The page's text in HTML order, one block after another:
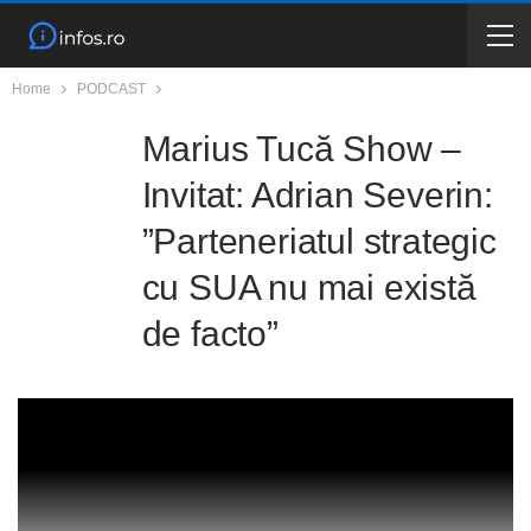
Home PODCAST
Marius Tucă Show –
Invitat: Adrian Severin:
”Parteneriatul strategic
cu SUA nu mai există
de facto”